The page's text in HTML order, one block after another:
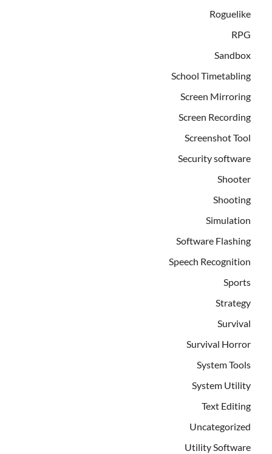
Roguelike
RPG
Sandbox
School Timetabling
Screen Mirroring
Screen Recording
Screenshot Tool
Security software
Shooter
Shooting
Simulation
Software Flashing
Speech Recognition
Sports
Strategy
Survival
Survival Horror
System Tools
System Utility
Text Editing
Uncategorized
Utility Software